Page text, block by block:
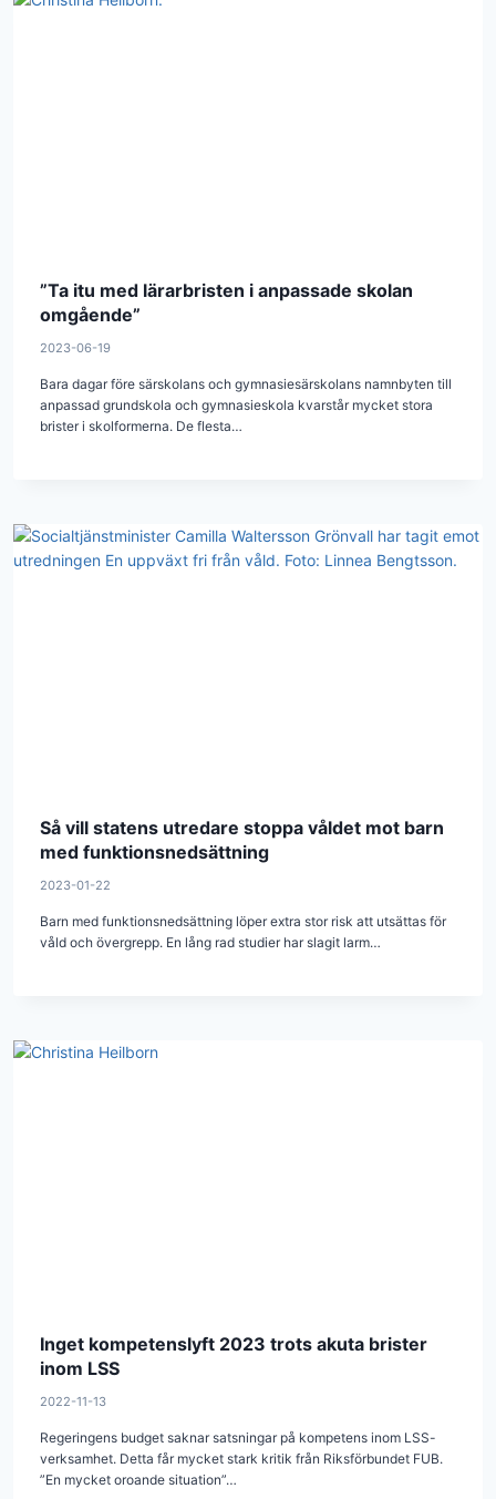
”Ta itu med lärarbristen i anpassade skolan
omgående”
2023-06-19
Bara dagar före särskolans och gymnasiesärskolans namnbyten till
anpassad grundskola och gymnasieskola kvarstår mycket stora
brister i skolformerna. De flesta…
Så vill statens utredare stoppa våldet mot barn
med funktionsnedsättning
2023-01-22
Barn med funktionsnedsättning löper extra stor risk att utsättas för
våld och övergrepp. En lång rad studier har slagit larm…
Inget kompetenslyft 2023 trots akuta brister
inom LSS
2022-11-13
Regeringens budget saknar satsningar på kompetens inom LSS-
verksamhet. Detta får mycket stark kritik från Riksförbundet FUB.
”En mycket oroande situation”…